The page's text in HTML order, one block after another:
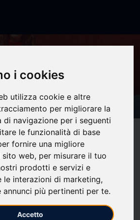
i cookies
utilizza cookie e altre
per migliorare la
di navigazione per i seguenti
le funzionalità di base
fornire una migliore
sito web, per misurare il tuo
prodotti e servizi e
le interazioni di marketing,
annunci più pertinenti per te.
Accetto
la peur, l’ivresse du désir, les vertiges
a goûtés à 350km à l’heure ?
d’Hélène Chatterton, jeune